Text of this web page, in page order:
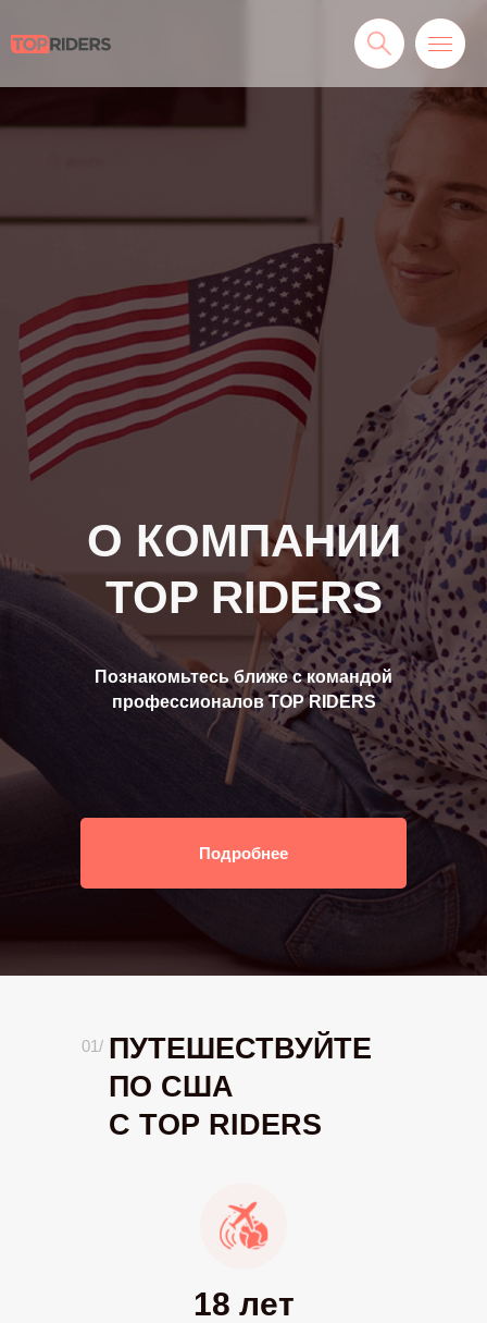
О КОМПАНИИ
TOP RIDERS
Подробнее
Познакомьтесь ближе с командой
профессионалов TOP RIDERS
ПУТЕШЕСТВУЙТЕ
ПО США
С TOP RIDERS
01/
18 лет